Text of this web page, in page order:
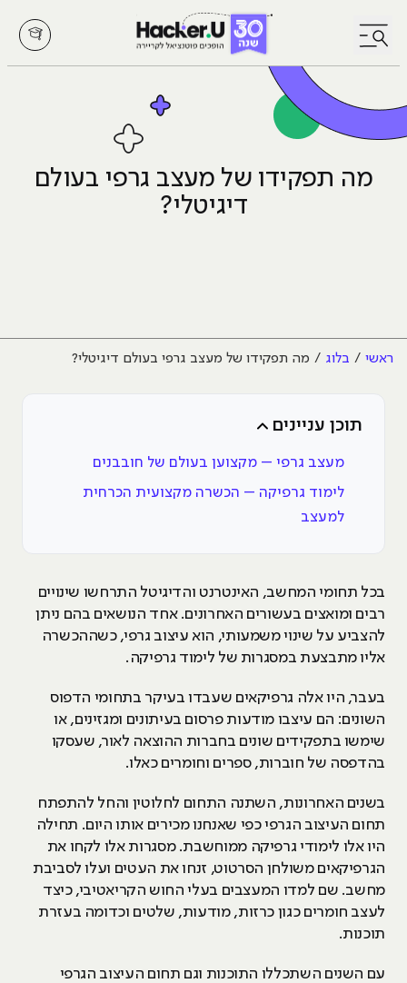
לחץ לפתיחת/סגירת תפריט
מה תפקידו של מעצב גרפי בעולם
דיגיטלי?
ראשי בלוג מה תפקידו של מעצב גרפי בעולם דיגיטלי?
תוכן עניינים
מעצב גרפי – מקצוען בעולם של חובבנים
לימוד גרפיקה – הכשרה מקצועית הכרחית
למעצב
בכל תחומי המחשב, האינטרנט והדיגיטל התרחשו שינויים
רבים ומואצים בעשורים האחרונים. אחד הנושאים בהם ניתן
להצביע על שינוי משמעותי, הוא עיצוב גרפי, כשההכשרה
אליו מתבצעת במסגרות של לימוד גרפיקה.
בעבר, היו אלה גרפיקאים שעבדו בעיקר בתחומי הדפוס
השונים: הם עיצבו מודעות פרסום בעיתונים ומגזינים, או
שימשו בתפקידים שונים בחברות ההוצאה לאור, שעסקו
בהדפסה של חוברות, ספרים וחומרים כאלו.
בשנים האחרונות, השתנה התחום לחלוטין והחל להתפתח
תחום העיצוב הגרפי כפי שאנחנו מכירים אותו היום. תחילה
היו אלו לימודי גרפיקה ממוחשבת. מסגרות אלו לקחו את
הגרפיקאים משולחן הסרטוט, זנחו את העטים ועלו לסביבת
מחשב. שם למדו המעצבים בעלי החוש הקריאטיבי, כיצד
לעצב חומרים כגון כרזות, מודעות, שלטים וכדומה בעזרת
תוכנות.
עם השנים השתכללו התוכנות וגם תחום העיצוב הגרפי